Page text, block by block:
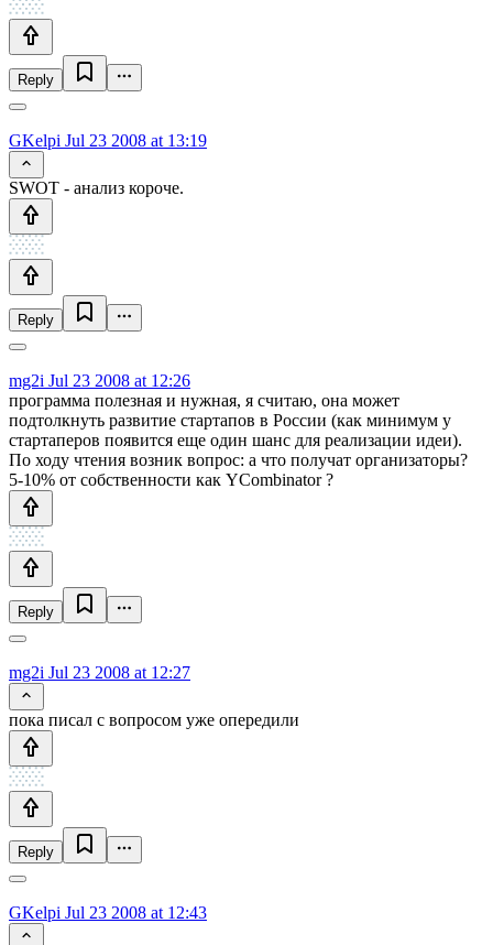
Reply
GKelpi Jul 23 2008 at 13:19
SWOT - анализ короче.
Reply
mg2i Jul 23 2008 at 12:26
программа полезная и нужная, я считаю, она может
подтолкнуть развитие стартапов в России (как минимум у
стартаперов появится еще один шанс для реализации идеи).
По ходу чтения возник вопрос: а что получат организаторы?
5-10% от собственности как YCombinator ?
Reply
mg2i Jul 23 2008 at 12:27
пока писал с вопросом уже опередили
Reply
GKelpi Jul 23 2008 at 12:43